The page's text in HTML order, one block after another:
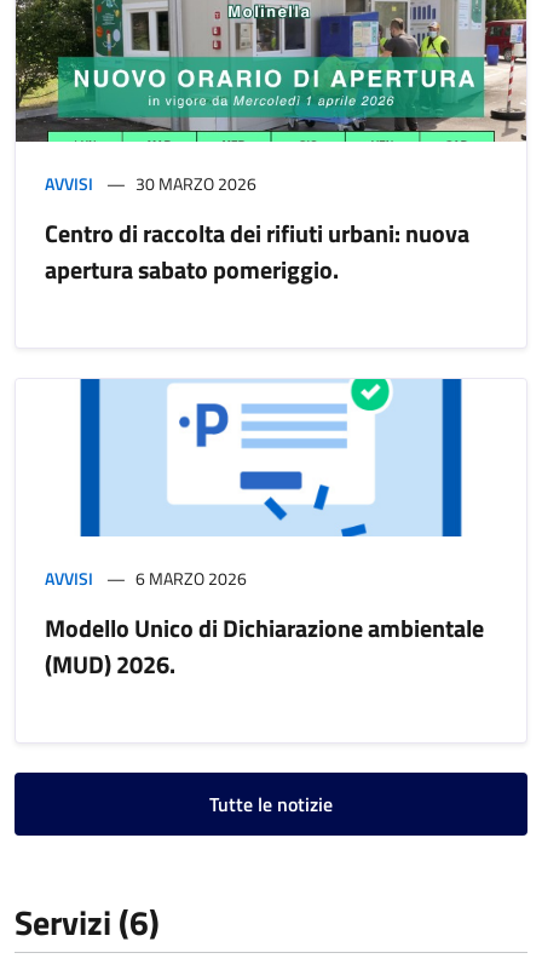
AVVISI 30 MARZO 2026
Centro di raccolta dei rifiuti urbani: nuova
apertura sabato pomeriggio.
AVVISI 6 MARZO 2026
Modello Unico di Dichiarazione ambientale
(MUD) 2026.
Tutte le notizie
Servizi (6)